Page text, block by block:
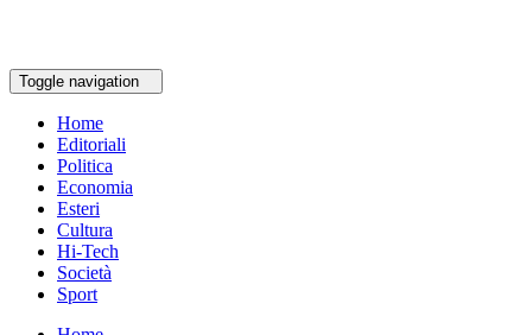
Toggle navigation
Home
Editoriali
Politica
Economia
Esteri
Cultura
Hi-Tech
Società
Sport